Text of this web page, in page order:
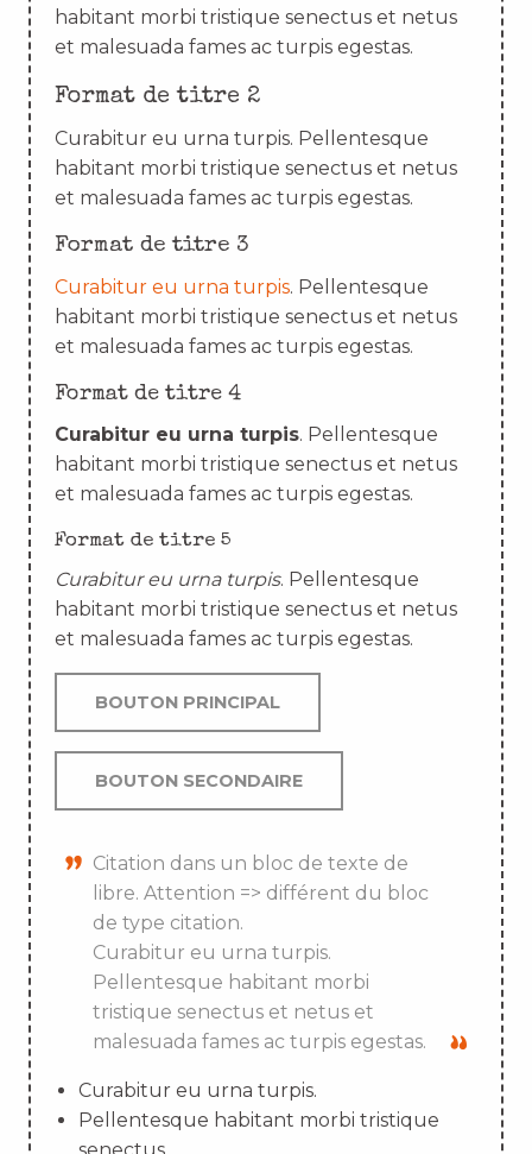
habitant morbi tristique senectus et netus
et malesuada fames ac turpis egestas.
Format de titre 2
Curabitur eu urna turpis. Pellentesque
habitant morbi tristique senectus et netus
et malesuada fames ac turpis egestas.
Format de titre 3
Curabitur eu urna turpis. Pellentesque
habitant morbi tristique senectus et netus
et malesuada fames ac turpis egestas.
Format de titre 4
Curabitur eu urna turpis. Pellentesque
habitant morbi tristique senectus et netus
et malesuada fames ac turpis egestas.
Format de titre 5
Curabitur eu urna turpis. Pellentesque
habitant morbi tristique senectus et netus
et malesuada fames ac turpis egestas.
BOUTON PRINCIPAL
BOUTON SECONDAIRE
Citation dans un bloc de texte de
libre. Attention => différent du bloc
de type citation.
Curabitur eu urna turpis.
Pellentesque habitant morbi
tristique senectus et netus et
malesuada fames ac turpis egestas.
Curabitur eu urna turpis.
Pellentesque habitant morbi tristique